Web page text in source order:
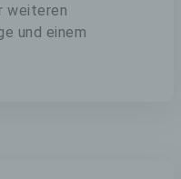
weiteren
und einem
/
und
und
mit